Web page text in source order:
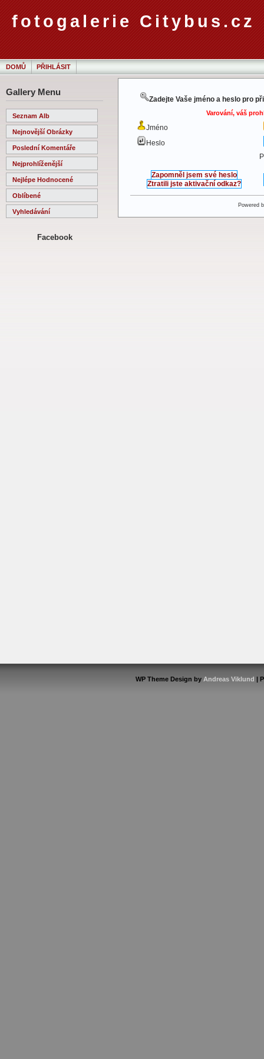
fotogalerie Citybus.cz
DOMŮ PŘIHLÁSIT
Gallery Menu
Seznam Alb
Nejnovější Obrázky
Poslední Komentáře
Nejprohlíženější
Nejlépe Hodnocené
Oblíbené
Vyhledávání
Facebook
Zadejte Vaše jméno a heslo pro
Varování, váš
Jméno
Heslo
Zapomněl jsem své heslo
Ztratili jste aktivační odkaz?
Powered
WP Theme Design by Andreas Viklund |